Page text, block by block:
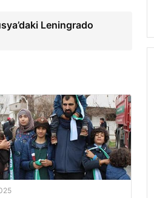
Leningrado